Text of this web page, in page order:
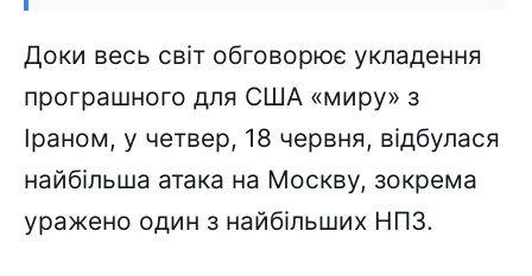
Доки весь світ обговорює укладення
програшного для США «миру» з
Іраном, у четвер, 18 червня, відбулася
найбільша атака на Москву, зокрема
уражено один з найбільших НПЗ.